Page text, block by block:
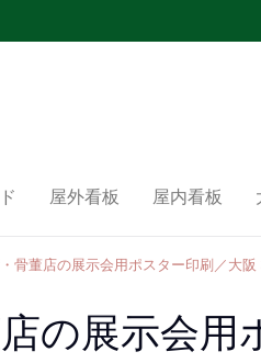
屋外看板 屋内看板
骨董店の展示会用ポスター印刷／大阪
の展示会用